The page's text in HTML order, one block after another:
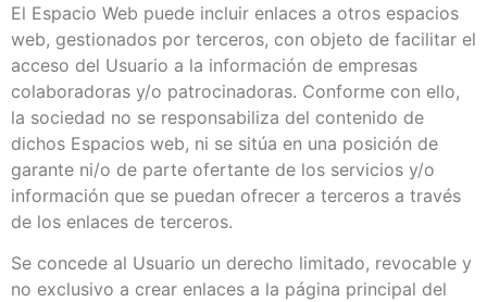
El Espacio Web puede incluir enlaces a otros espacios
web, gestionados por terceros, con objeto de facilitar el
acceso del Usuario a la información de empresas
colaboradoras y/o patrocinadoras. Conforme con ello,
la sociedad no se responsabiliza del contenido de
dichos Espacios web, ni se sitúa en una posición de
garante ni/o de parte ofertante de los servicios y/o
información que se puedan ofrecer a terceros a través
de los enlaces de terceros.
Se concede al Usuario un derecho limitado, revocable y
no exclusivo a crear enlaces a la página principal del